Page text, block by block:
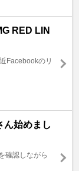
RED LIN
Facebookのリ
ん始めまし
確認しながら